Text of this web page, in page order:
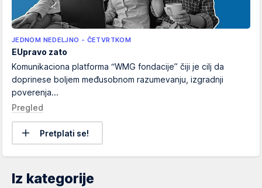
JEDNOM NEDELJNO - ČETVRTKOM
EUpravo zato
Komunikaciona platforma “WMG fondacije” čiji je cilj da
doprinese boljem međusobnom razumevanju, izgradnji
poverenja...
Pregled
Pretplati se!
Iz kategorije